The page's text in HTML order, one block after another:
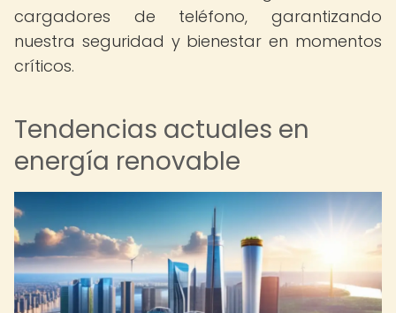
cargadores de teléfono, garantizando
nuestra seguridad y bienestar en momentos
críticos.
Tendencias actuales en
energía renovable